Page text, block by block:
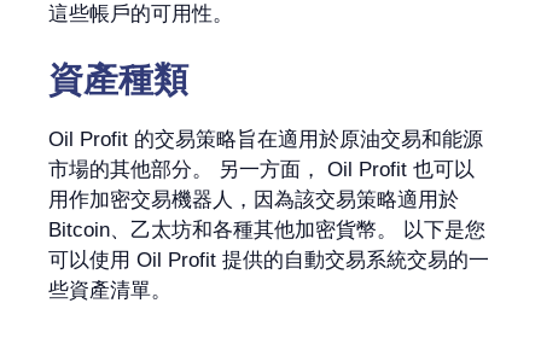
這些帳戶的可用性。
資產種類
Oil Profit 的交易策略旨在適用於原油交易和能源
市場的其他部分。 另一方面， Oil Profit 也可以
用作加密交易機器人，因為該交易策略適用於
Bitcoin、乙太坊和各種其他加密貨幣。 以下是您
可以使用 Oil Profit 提供的自動交易系統交易的一
些資產清單。